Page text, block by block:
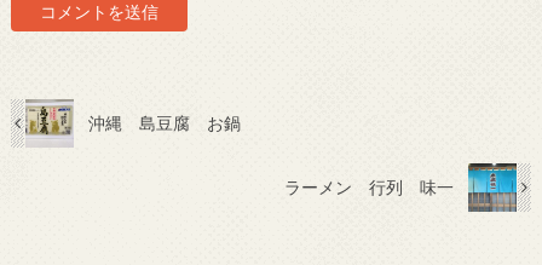
沖縄 島豆腐 お鍋
ラーメン 行列 味一